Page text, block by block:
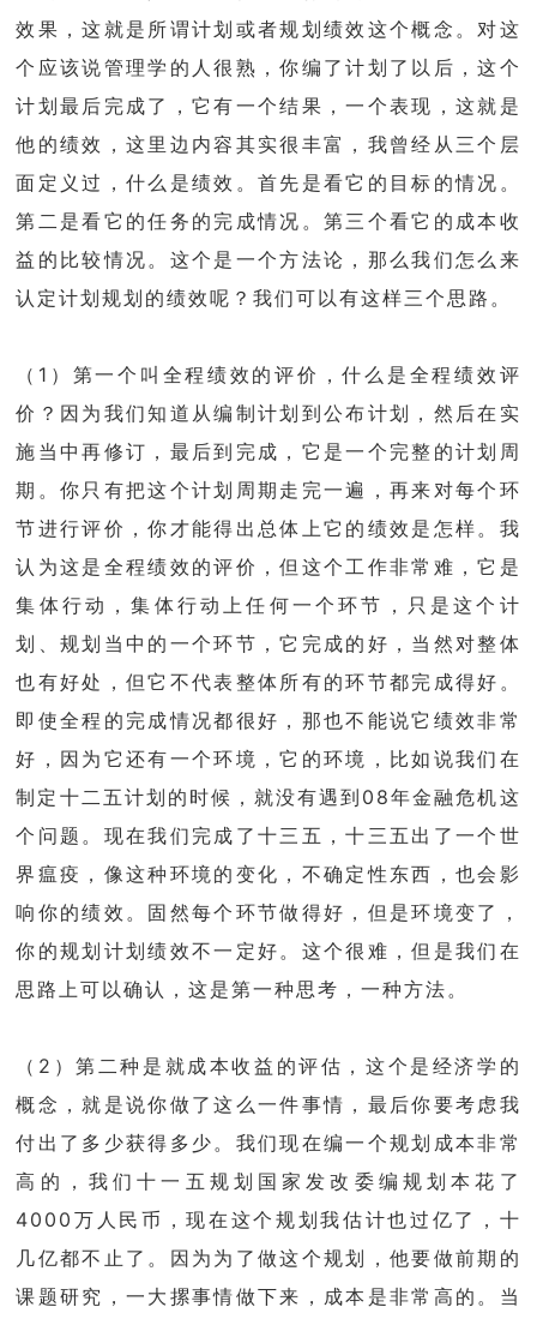
效果，这就是所谓计划或者规划绩效这个概念。对这
个应该说管理学的人很熟，你编了计划了以后，这个
计划最后完成了，它有一个结果，一个表现，这就是
他的绩效，这里边内容其实很丰富，我曾经从三个层
面定义过，什么是绩效。首先是看它的目标的情况。
第二是看它的任务的完成情况。第三个看它的成本收
益的比较情况。这个是一个方法论，那么我们怎么来
认定计划规划的绩效呢？我们可以有这样三个思路。
（1）第一个叫全程绩效的评价，什么是全程绩效评
价？因为我们知道从编制计划到公布计划，然后在实
施当中再修订，最后到完成，它是一个完整的计划周
期。你只有把这个计划周期走完一遍，再来对每个环
节进行评价，你才能得出总体上它的绩效是怎样。我
认为这是全程绩效的评价，但这个工作非常难，它是
集体行动，集体行动上任何一个环节，只是这个计
划、规划当中的一个环节，它完成的好，当然对整体
也有好处，但它不代表整体所有的环节都完成得好。
即使全程的完成情况都很好，那也不能说它绩效非常
好，因为它还有一个环境，它的环境，比如说我们在
制定十二五计划的时候，就没有遇到08年金融危机这
个问题。现在我们完成了十三五，十三五出了一个世
界瘟疫，像这种环境的变化，不确定性东西，也会影
响你的绩效。固然每个环节做得好，但是环境变了，
你的规划计划绩效不一定好。这个很难，但是我们在
思路上可以确认，这是第一种思考，一种方法。
（2）第二种是就成本收益的评估，这个是经济学的
概念，就是说你做了这么一件事情，最后你要考虑我
付出了多少获得多少。我们现在编一个规划成本非常
高的，我们十一五规划国家发改委编规划本花了
4000万人民币，现在这个规划我估计也过亿了，十
几亿都不止了。因为为了做这个规划，他要做前期的
课题研究，一大摞事情做下来，成本是非常高的。当